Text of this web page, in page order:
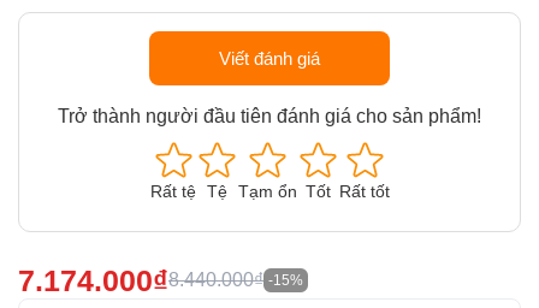
Viết đánh giá
Trở thành người đầu tiên đánh giá cho sản phẩm!
Rất tệ Tệ Tạm ổn Tốt Rất tốt
7.174.000₫8.440.000₫ -15%